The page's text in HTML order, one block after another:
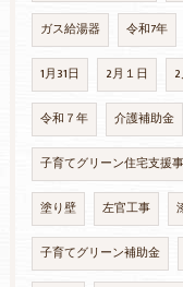
ガス給湯器 令和7年
1月31日 2月１日
令和７年 介護補助金
子育てグリーン住宅支援
塗り壁 左官工事
子育てグリーン補助金